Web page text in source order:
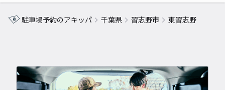
駐車場予約のアキッパ 千葉県 習志野市 東習志野